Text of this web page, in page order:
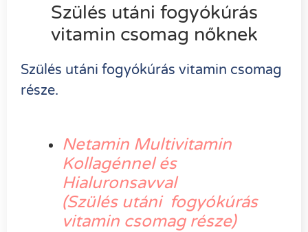
Szülés utáni fogyókúrás
vitamin csomag nőknek
Szülés utáni fogyókúrás vitamin csomag
része.
Netamin Multivitamin
Kollagénnel és
Hialuronsavval
(Szülés utáni fogyókúrás
vitamin csomag része)